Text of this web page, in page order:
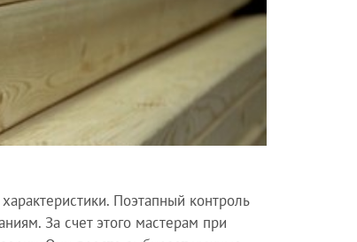
Поэтапный контроль
За счет этого мастерам при